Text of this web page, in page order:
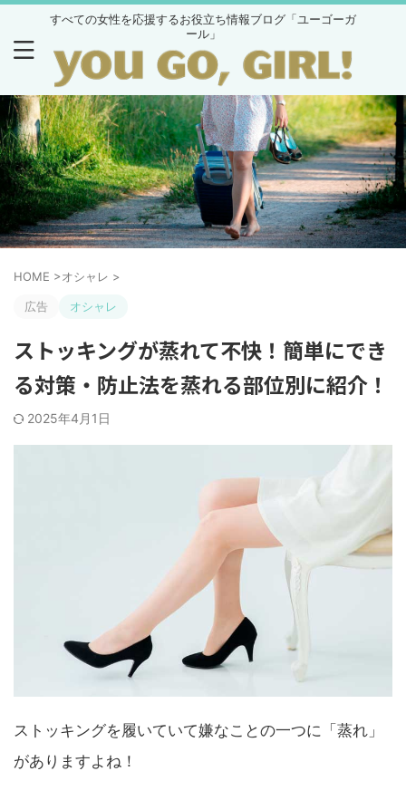
すべての女性を応援するお役立ち情報ブログ「ユーゴーガ
ール」
HOME >オシャレ >
広告 オシャレ
ストッキングが蒸れて不快！簡単にでき
る対策・防止法を蒸れる部位別に紹介！
2025年4月1日
ストッキングを履いていて嫌なことの一つに「蒸れ」
がありますよね！